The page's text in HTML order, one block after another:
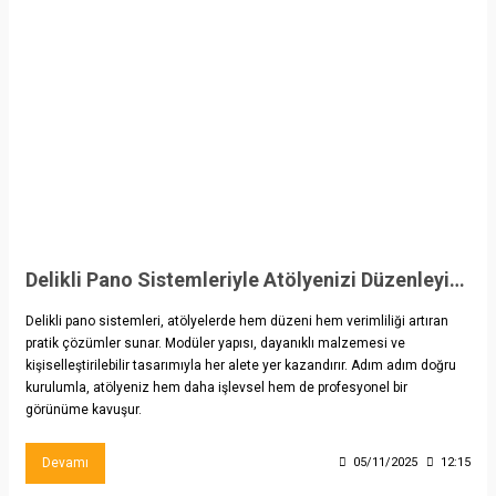
Delikli Pano Sistemleriyle Atölyenizi Düzenleyin: Adım Adım Kılavuz
Delikli pano sistemleri, atölyelerde hem düzeni hem verimliliği artıran
pratik çözümler sunar. Modüler yapısı, dayanıklı malzemesi ve
kişiselleştirilebilir tasarımıyla her alete yer kazandırır. Adım adım doğru
kurulumla, atölyeniz hem daha işlevsel hem de profesyonel bir
görünüme kavuşur.
Devamı 05/11/2025 12:15